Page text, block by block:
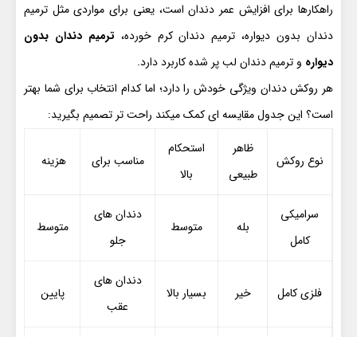
راهکارها برای افزایش عمر دندان است، یعنی برای مواردی مثل ترمیم
دندان بدون دیواره، ترمیم دندان کرم خورده، ترمیم دندان بدون
دیواره و ترمیم دندان لب پر شده کاربرد دارد.
هر روکش دندان ویژگی خودش را دارد؛ اما کدام انتخاب برای شما بهتر
است؟ این جدول مقایسه ای کمک میکند راحت تر تصمیم بگیرید:
نوع روکش
ظاهر
طبیعی
استحکام
بالا
مناسب برای هزینه
سرامیکی
کامل
بله متوسط
دندان های
جلو
متوسط
فلزی کامل خیر بسیار بالا
دندان های
عقب
پایین